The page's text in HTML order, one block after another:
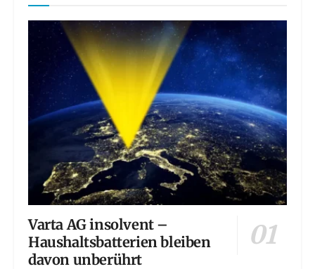
Varta AG insolvent –
Haushaltsbatterien bleiben
davon unberührt